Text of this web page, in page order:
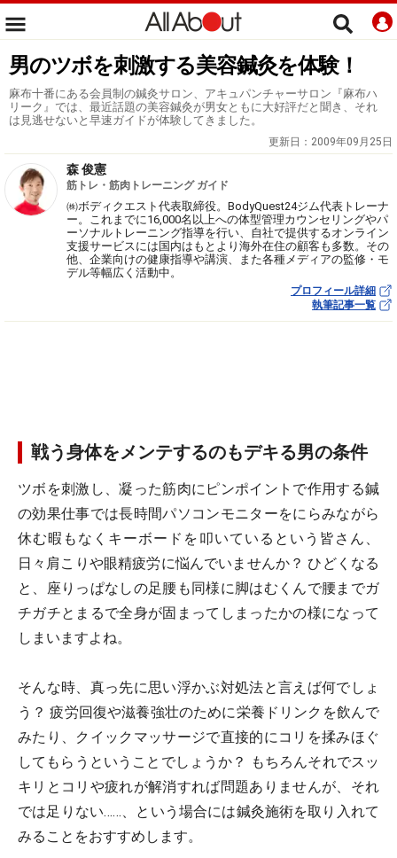
男のツボを刺激する美容鍼灸を体験！
麻布十番にある会員制の鍼灸サロン、アキュパンチャーサロン『麻布ハ
リーク』では、最近話題の美容鍼灸が男女ともに大好評だと聞き、それ
は見逃せないと早速ガイドが体験してきました。
更新日： 2009年09月25日
森 俊憲
筋トレ・筋肉トレーニング ガイド
㈱ボディクエスト代表取締役。BodyQuest24ジム代表トレーナ
ー。これまでに16,000名以上への体型管理カウンセリングやパ
ーソナルトレーニング指導を行い、自社で提供するオンライン
支援サービスには国内はもとより海外在住の顧客も多数。その
他、企業向けの健康指導や講演、また各種メディアの監修・モ
デル等幅広く活動中。
プロフィール詳細
執筆記事一覧
戦う身体をメンテするのもデキる男の条件
ツボを刺激し、凝った筋肉にピンポイントで作用する鍼
の効果仕事では長時間パソコンモニターをにらみながら
休む暇もなくキーボードを叩いているという皆さん、
日々肩こりや眼精疲労に悩んでいませんか？ ひどくなる
と、座りっぱなしの足腰も同様に脚はむくんで腰までガ
チガチとまるで全身が固まってしまったかの様になって
しまいますよね。
そんな時、真っ先に思い浮かぶ対処法と言えば何でしょ
う？ 疲労回復や滋養強壮のために栄養ドリンクを飲んで
みたり、クイックマッサージで直接的にコリを揉みほぐ
してもらうということでしょうか？ もちろんそれでスッ
キリとコリや疲れが解消すれば問題ありませんが、それ
では足りない……、という場合には鍼灸施術を取り入れて
みることをおすすめします。